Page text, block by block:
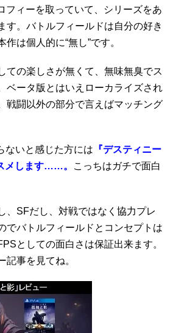
フィーを取っていて、シリーズをあ
す。バトルフィールドは自分の好き
は個人的に“無し”です。
ての楽しさが無くて、無味無臭でス
ベータ版とはいえローカライズされ
戦闘以外の部分で言えばマッチング
ないと感じた方には 『デスティニー
メします……。
こっちはガチで面白
、SFだし、対戦ではなく協力プレ
でバトルフィールドとコンセプトは
としての面白さは保証出来ます。
記事を見てね。